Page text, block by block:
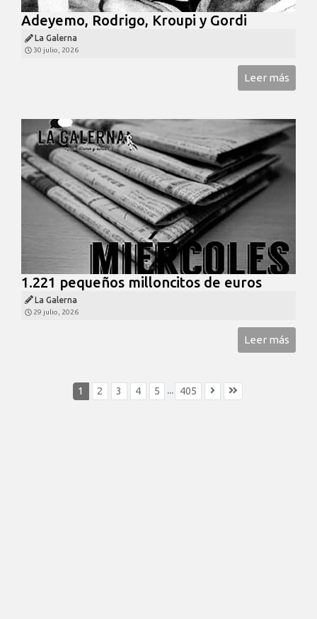
Adeyemo, Rodrigo, Kroupi y Gordi
La Galerna
30 julio, 2026
Leer más
1.221 pequeños milloncitos de euros
La Galerna
29 julio, 2026
Leer más
1 2 3 4 5 405